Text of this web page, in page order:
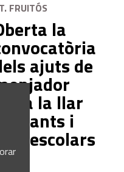
FRUITÓS
la
ajuts de
per a la llar
d'infants i
pels escolars